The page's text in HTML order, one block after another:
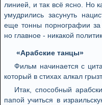
линией, и так всё ясно. Но
умудрились засунуть
еще тонны порнографии
но главное - никакой
«Арабские танцы»
Фильм начинается с
который в стихах алкал
Итак, способный
папой учиться в